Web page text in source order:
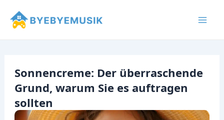
Inhalt
Sonnencreme: Der überraschende
Grund, warum Sie es auftragen
sollten